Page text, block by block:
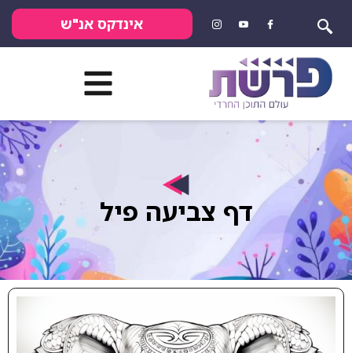
אינדקס אנ"ש
דף צביעה פיל